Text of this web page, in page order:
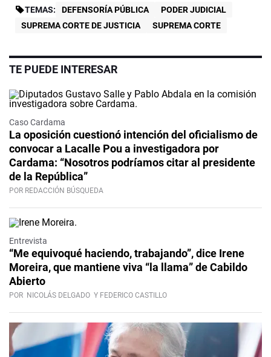
TEMAS: DEFENSORÍA PÚBLICA
PODER JUDICIAL
SUPREMA CORTE DE JUSTICIA
SUPREMA CORTE
TE PUEDE INTERESAR
Caso Cardama
La oposición cuestionó intención del oficialismo de
convocar a Lacalle Pou a investigadora por
Cardama: “Nosotros podríamos citar al presidente
de la República”
POR REDACCIÓN BÚSQUEDA
Video
Entrevista
“Me equivoqué haciendo, trabajando”, dice Irene
Moreira, que mantiene viva “la llama” de Cabildo
Abierto
POR NICOLÁS DELGADO Y FEDERICO CASTILLO